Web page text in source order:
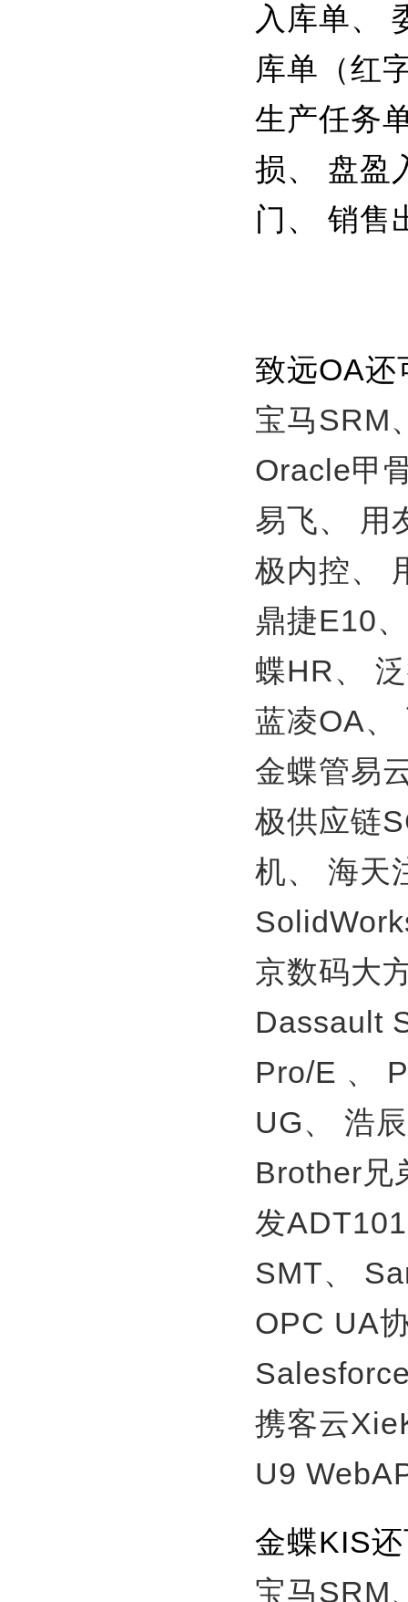
入库单、
库单（红
生产任务
损、 盘盈
门、 销售
致远OA还
宝马SRM
Oracle甲
易飞、
用
极内控、
鼎捷E10、
蝶HR、
蓝凌OA、
金蝶管易
极供应链
机、
海天
京数码大
Dassault
Pro/E 、
UG、
浩
Brother兄
发
SMT、
OPC UA
携客云
U9
金蝶KIS
宝马SRM